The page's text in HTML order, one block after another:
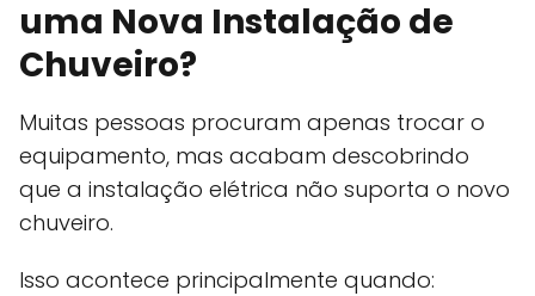
uma Nova Instalação de
Chuveiro?
Muitas pessoas procuram apenas trocar o
equipamento, mas acabam descobrindo
que a instalação elétrica não suporta o novo
chuveiro.
Isso acontece principalmente quando: